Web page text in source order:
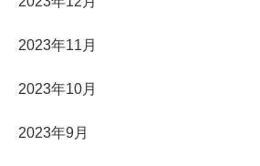
2023年11月
2023年10月
2023年9月